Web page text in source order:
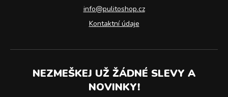
info@pulitoshop.cz
Kontaktní údaje
NEZMEŠKEJ UŽ ŽÁDNÉ SLEVY A
NOVINKY!